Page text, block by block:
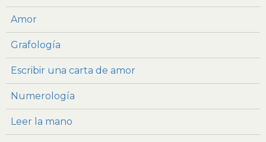
Amor
Grafología
Escribir una carta de amor
Numerología
Leer la mano